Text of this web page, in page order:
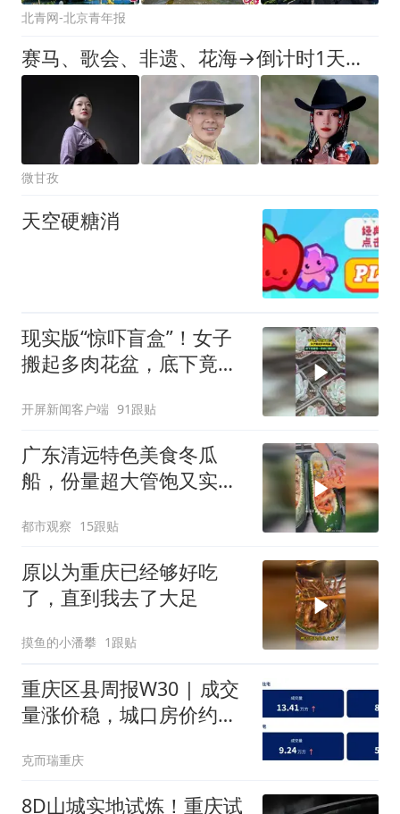
北青网-北京青年报
赛马、歌会、非遗、花海→倒计时1天！四川最北端4526米，石渠帐篷季拥抱15℃的夏天
微甘孜
天空硬糖消
现实版“惊吓盲盒”！女子
搬起多肉花盆，底下竟藏
开屏新闻客户端 91跟贴
广东清远特色美食冬瓜
船，份量超大管饱又实
冬瓜餐也是蛮厉害的
都市观察 15跟贴
原以为重庆已经够好吃
了，直到我去了大足
摸鱼的小潘攀 1跟贴
重庆区县周报W30 | 成交
量涨价稳，城口房价约
克而瑞重庆
8D山城实地试炼！重庆试